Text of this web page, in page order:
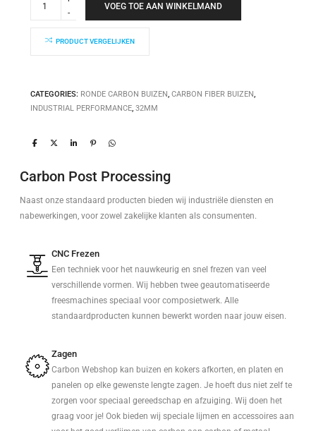
Performance
quantity
VOEG TOE AAN WINKELMAND
PRODUCT VERGELIJKEN
CATEGORIES: RONDE CARBON BUIZEN, CARBON FIBER BUIZEN,
INDUSTRIAL PERFORMANCE, 32MM
Carbon Post Processing
Naast onze standaard producten bieden wij industriële diensten en
nabewerkingen, voor zowel zakelijke klanten als consumenten.
CNC Frezen
Een techniek voor het nauwkeurig en snel frezen van veel
verschillende vormen. Wij hebben twee geautomatiseerde
freesmachines speciaal voor composietwerk. Alle
standaardproducten kunnen bewerkt worden naar jouw eisen.
Zagen
Carbon Webshop kan buizen en kokers afkorten, en platen en
panelen op elke gewenste lengte zagen. Je hoeft dus niet zelf te
zorgen voor speciaal gereedschap en afzuiging. Wij doen het
graag voor je! Ook bieden wij speciale lijmen en accessoires aan